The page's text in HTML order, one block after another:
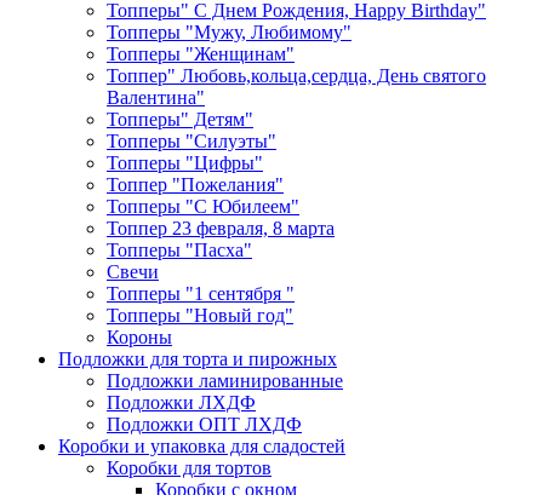
Топперы" С Днем Рождения, Happy Birthday"
Топперы "Мужу, Любимому"
Топперы "Женщинам"
Топпер" Любовь,кольца,сердца, День святого
Валентина"
Топперы" Детям"
Топперы "Силуэты"
Топперы "Цифры"
Топпер "Пожелания"
Топперы "С Юбилеем"
Топпер 23 февраля, 8 марта
Топперы "Пасха"
Свечи
Топперы "1 сентября "
Топперы "Новый год"
Короны
Подложки для торта и пирожных
Подложки ламинированные
Подложки ЛХДФ
Подложки ОПТ ЛХДФ
Коробки и упаковка для сладостей
Коробки для тортов
Коробки с окном